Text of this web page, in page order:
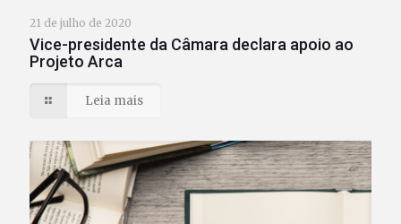
21 de julho de 2020
Vice-presidente da Câmara declara apoio ao
Projeto Arca
Leia mais